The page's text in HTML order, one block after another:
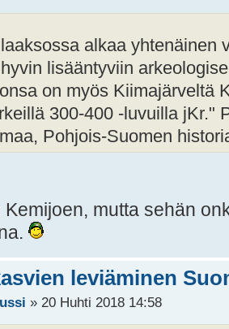
alkaa yhtenäinen
lisääntyviin
on myös Kiimajärveltä
300-400 -luvuilla jKr."
Pohjois-Suomen
Kemijoen, mutta sehän
leviäminen
» 20 Huhti 2018 14:58